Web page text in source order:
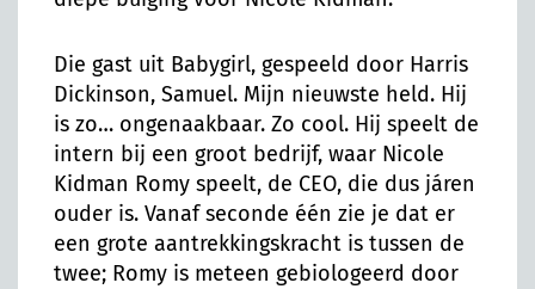
Die gast uit Babygirl, gespeeld door Harris
Dickinson, Samuel. Mijn nieuwste held. Hij
is zo… ongenaakbaar. Zo cool. Hij speelt de
intern bij een groot bedrijf, waar Nicole
Kidman Romy speelt, de CEO, die dus járen
ouder is. Vanaf seconde één zie je dat er
een grote aantrekkingskracht is tussen de
twee; Romy is meteen gebiologeerd door